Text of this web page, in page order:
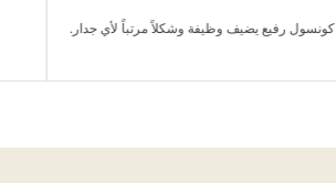
كونسول رفيع يضيف وظيفة وشكلاً مرتباً لأي جدار.